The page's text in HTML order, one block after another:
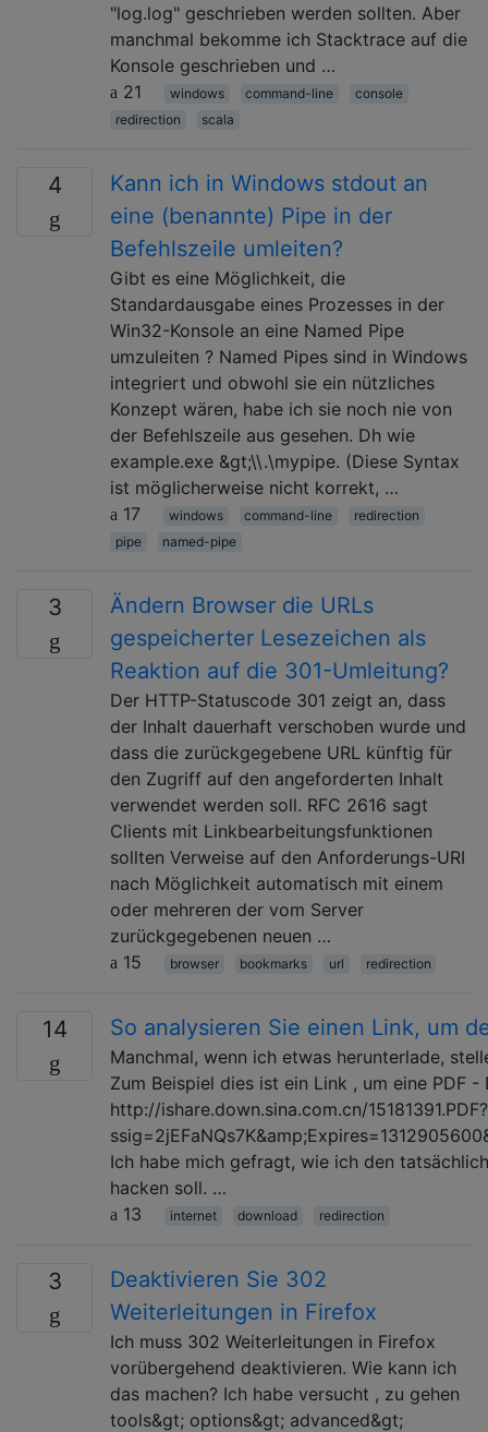
"log.log" geschrieben werden sollten. Aber
manchmal bekomme ich Stacktrace auf die
Konsole geschrieben und …
21
windows command-line
console
redirection
scala
4
Kann ich in Windows stdout an
eine (benannte) Pipe in der
Befehlszeile umleiten?
Gibt es eine Möglichkeit, die
Standardausgabe eines Prozesses in der
Win32-Konsole an eine Named Pipe
umzuleiten ? Named Pipes sind in Windows
integriert und obwohl sie ein nützliches
Konzept wären, habe ich sie noch nie von
der Befehlszeile aus gesehen. Dh wie
example.exe &gt;\\.\mypipe. (Diese Syntax
ist möglicherweise nicht korrekt, …
17
windows command-line
redirection
pipe
named-pipe
3
Ändern Browser die URLs
gespeicherter Lesezeichen als
Reaktion auf die 301-Umleitung?
Der HTTP-Statuscode 301 zeigt an, dass
der Inhalt dauerhaft verschoben wurde und
dass die zurückgegebene URL künftig für
den Zugriff auf den angeforderten Inhalt
verwendet werden soll. RFC 2616 sagt
Clients mit Linkbearbeitungsfunktionen
sollten Verweise auf den Anforderungs-URI
nach Möglichkeit automatisch mit einem
oder mehreren der vom Server
zurückgegebenen neuen …
15
browser bookmarks url redirection
14 So analysieren Sie einen Link, um
Manchmal, wenn ich etwas herunterlade,
Zum Beispiel dies ist ein Link , um eine PDF
http://ishare.down.sina.com.cn/15181391.PDF?
Ich habe mich gefragt, wie ich den
hacken soll. …
13
internet download redirection
3
Deaktivieren Sie 302
Weiterleitungen in Firefox
Ich muss 302 Weiterleitungen in Firefox
vorübergehend deaktivieren. Wie kann ich
das machen? Ich habe versucht , zu gehen
tools&gt; options&gt; advanced&gt;